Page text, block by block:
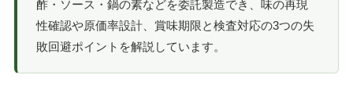
酢・ソース・鍋の素などを委託製造でき、味の再現
性確認や原価率設計、賞味期限と検査対応の3つの失
敗回避ポイントを解説しています。